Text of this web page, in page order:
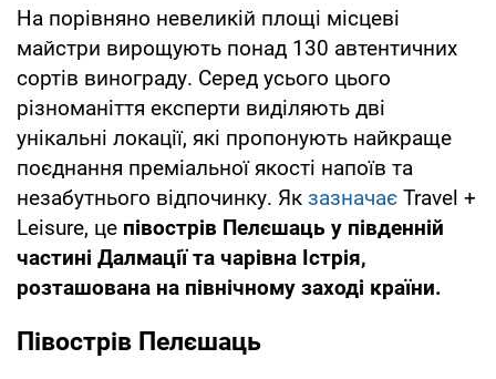
На порівняно невеликій площі місцеві
майстри вирощують понад 130 автентичних
сортів винограду. Серед усього цього
різноманіття експерти виділяють дві
унікальні локації, які пропонують найкраще
поєднання преміальної якості напоїв та
незабутнього відпочинку. Як зазначає Travel +
Leisure, це півострів Пелєшаць у південній
частині Далмації та чарівна Істрія,
розташована на північному заході країни.
Півострів Пелєшаць